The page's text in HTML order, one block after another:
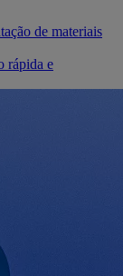
de materiais
rápida e